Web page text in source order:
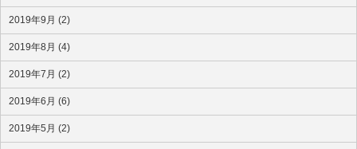
2019年9月 (2)
2019年8月 (4)
2019年7月 (2)
2019年6月 (6)
2019年5月 (2)